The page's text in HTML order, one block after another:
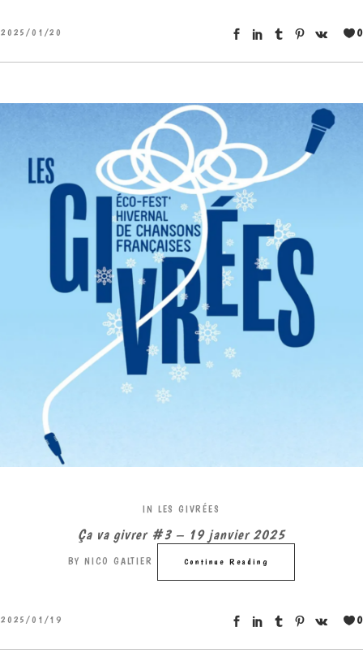
2025/01/20 0
IN LES GIVRÉES
Ça va givrer #3 – 19 janvier 2025
BY NICO GALTIER Continue Reading
2025/01/19 0